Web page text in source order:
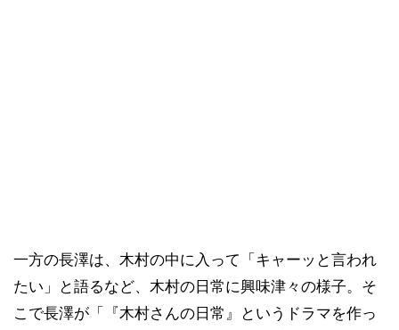
一方の長澤は、木村の中に入って「キャーッと言われ
たい」と語るなど、木村の日常に興味津々の様子。そ
こで長澤が「『木村さんの日常』というドラマを作っ